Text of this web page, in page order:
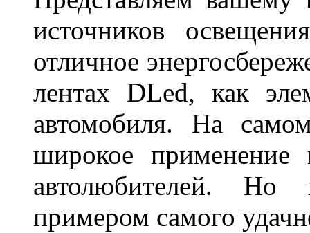
источников
отличное
лентах DLed, как
автомобиля. На
широкое
автолюбителей. Но
примером самого